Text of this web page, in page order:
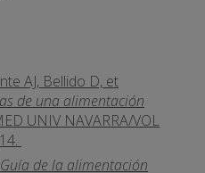
AJ, Bellido D, et
de una alimentación
UNIV NAVARRA/VOL
Guía de la alimentación